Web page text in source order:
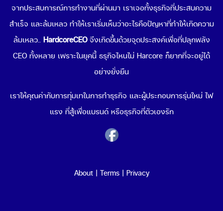
Data-Driven Organization คืออะไร ทำไมการขับเคลื่อน
องค์กรด้วยข้อมูลถึงดีต่อธุรกิจคุณ
เริ่มขายของออนไลน์
ช่องทางขายของออนไลน์
Cloud Computing คืออะไร
ธุรกิจน่าลงทุน 2021
จากประสบการณ์การทำงานที่ผ่านมา เราเจอทั้งธุรกิจที่ประสบความ
สำเร็จ และล้มเหลว ทำให้เราเริ่มเห็นว่าอะไรคือปัญหาที่ทำให้เกิดความ
ล้มเหลว.. HardcoreCEOจึงเกิดขึ้นด้วยจุดประสงค์เพื่อที่ปลุกพลัง
CEO ทั้งหลาย เพราะในยุคนี้ ธรุกิจไหนไม่ Harcore ก็ยากที่จะอยู่ได้
อย่างยั่งยืน
เราให้คุณค่ากับการทุ่มเทในการทำธุรกิจ และผู้ประกอบการรุ่นใหม่ ไฟ
แรง ที่สู้เพื่อแบรนด์ หรือธุรกิจที่ตัวเองรัก
About| Terms| Privacy